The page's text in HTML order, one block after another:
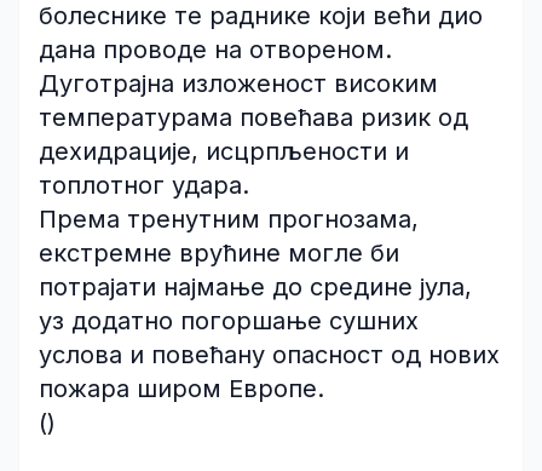
болеснике те раднике који већи дио
дана проводе на отвореном.
Дуготрајна изложеност високим
температурама повећава ризик од
дехидрације, исцрпљености и
топлотног удара.
Према тренутним прогнозама,
екстремне врућине могле би
потрајати најмање до средине јула,
уз додатно погоршање сушних
услова и повећану опасност од нових
пожара широм Европе.
()